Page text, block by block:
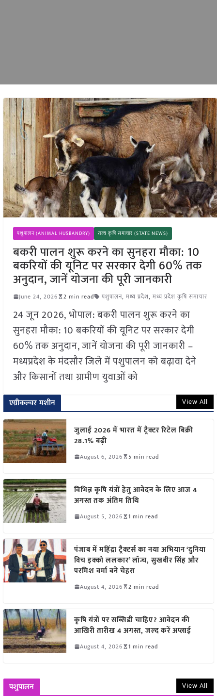
पशुपालन (ANIMAL HUSBANDRY) राज्य कृषि समाचार (STATE NEWS)
बकरी पालन शुरू करने का सुनहरा मौका: 10
बकरियों की यूनिट पर सरकार देगी 60% तक
अनुदान, जानें योजना की पूरी जानकारी
June 24, 2026 2 min read पशुपालन, मध्य प्रदेश, मध्य प्रदेश कृषि समाचार
24 जून 2026, भोपाल: बकरी पालन शुरू करने का
सुनहरा मौका: 10 बकरियों की यूनिट पर सरकार देगी
60% तक अनुदान, जानें योजना की पूरी जानकारी –
मध्यप्रदेश के मंदसौर जिले में पशुपालन को बढ़ावा देने
और किसानों तथा ग्रामीण युवाओं को
एग्रीकल्चर मशीन View All
जुलाई 2026 में भारत में ट्रैक्टर रिटेल बिक्री
28.1% बढ़ी
August 6, 2026 5 min read
विभिन्न कृषि यंत्रों हेतु आवेदन के लिए आज 4
अगस्त तक अंतिम तिथि
August 5, 2026 1 min read
पंजाब में महिंद्रा ट्रैक्टर्स का नया अभियान ‘दुनिया
विच इक्को ललकार’ लॉन्च, सुखबीर सिंह और
परमिश वर्मा बने चेहरा
August 4, 2026 2 min read
कृषि यंत्रों पर सब्सिडी चाहिए? आवेदन की
आखिरी तारीख 4 अगस्त, जल्द करें अप्लाई
August 4, 2026 1 min read
पशुपालन View All